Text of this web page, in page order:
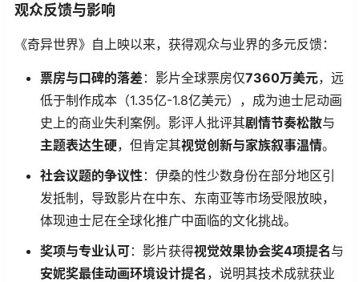
观众反馈与影响
《奇异世界》自上映以来，获得观众与业界的多元反馈：
​票房与口碑的落差​​：影片全球票房仅​​7360万美元​​，远
低于制作成本（1.35亿-1.8亿美元），成为迪士尼动画
史上的商业失利案例。影评人批评其​​剧情节奏松散​​与​
主题表达生硬​​，但肯定其​​视觉创新与家族叙事温情​​。
​社会议题的争议性​ ​：伊桑的性少数身份在部分地区引
发抵制，导致影片在中东、东南亚等市场受限放映，
体现迪士尼在全球化推广中面临的文化挑战。
​奖项与专业认可​​：影片获得​​视觉效果协会奖4项提名​​与​
安妮奖最佳动画环境设计提名​ ​，说明其技术成就获业